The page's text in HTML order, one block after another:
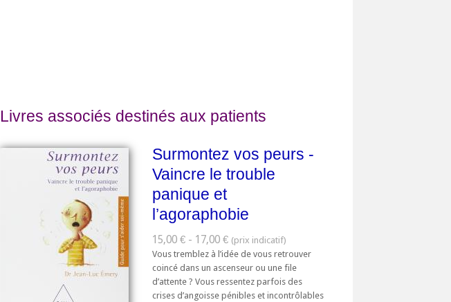
Livres associés destinés aux patients
Surmontez vos peurs -
Vaincre le trouble
panique et
l’agoraphobie
15,00 € - 17,00 €
Vous tremblez à l’idée de vous retrouver
coincé dans un ascenseur ou une file
d’attente ? Vous ressentez parfois des
crises d’angoisse pénibles et incontrôlables